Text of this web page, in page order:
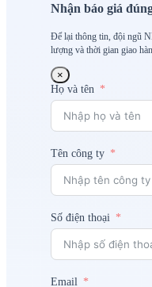
Nhận báo giá
Để lại thông tin, đội ngũ
lượng và thời gian giao
×
Họ và tên
Tên công ty
Số điện thoại
Email